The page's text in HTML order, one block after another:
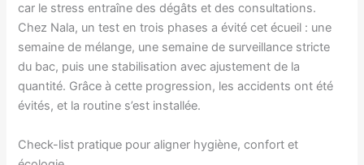
car le stress entraîne des dégâts et des consultations.
Chez Nala, un test en trois phases a évité cet écueil : une
semaine de mélange, une semaine de surveillance stricte
du bac, puis une stabilisation avec ajustement de la
quantité. Grâce à cette progression, les accidents ont été
évités, et la routine s’est installée.
Check-list pratique pour aligner hygiène, confort et